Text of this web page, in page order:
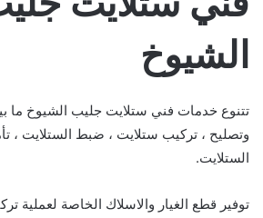
الشيوخ
تتنوع خدمات فني ستلايت جليب الشيوخ ما
وتصليح ، تركيب ستلايت ، ضبط الستلايت ،
الستلايت.
توفير قطع الغيار والاسلاك الخاصة لعملية